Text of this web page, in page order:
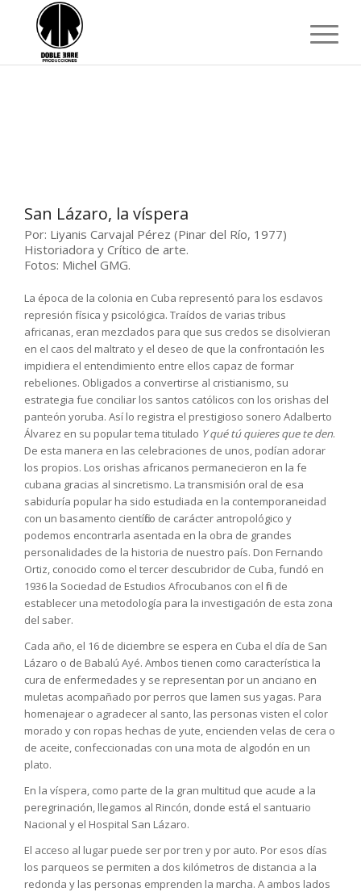
San Lázaro, la víspera
Por: Liyanis Carvajal Pérez (Pinar del Río, 1977)
Historiadora y Crítico de arte.
Fotos: Michel GMG.
La época de la colonia en Cuba representó para los esclavos
represión física y psicológica. Traídos de varias tribus
africanas, eran mezclados para que sus credos se disolvieran
en el caos del maltrato y el deseo de que la confrontación les
impidiera el entendimiento entre ellos capaz de formar
rebeliones. Obligados a convertirse al cristianismo, su
estrategia fue conciliar los santos católicos con los orishas del
panteón yoruba. Así lo registra el prestigioso sonero Adalberto
Álvarez en su popular tema titulado Y qué tú quieres que te den.
De esta manera en las celebraciones de unos, podían adorar
los propios. Los orishas africanos permanecieron en la fe
cubana gracias al sincretismo. La transmisión oral de esa
sabiduría popular ha sido estudiada en la contemporaneidad
con un basamento científico de carácter antropológico y
podemos encontrarla asentada en la obra de grandes
personalidades de la historia de nuestro país. Don Fernando
Ortiz, conocido como el tercer descubridor de Cuba, fundó en
1936 la Sociedad de Estudios Afrocubanos con el fin de
establecer una metodología para la investigación de esta zona
del saber.
Cada año, el 16 de diciembre se espera en Cuba el día de San
Lázaro o de Babalú Ayé. Ambos tienen como característica la
cura de enfermedades y se representan por un anciano en
muletas acompañado por perros que lamen sus yagas. Para
homenajear o agradecer al santo, las personas visten el color
morado y con ropas hechas de yute, encienden velas de cera o
de aceite, confeccionadas con una mota de algodón en un
plato.
En la víspera, como parte de la gran multitud que acude a la
peregrinación, llegamos al Rincón, donde está el santuario
Nacional y el Hospital San Lázaro.
El acceso al lugar puede ser por tren y por auto. Por esos días
los parqueos se permiten a dos kilómetros de distancia a la
redonda y las personas emprenden la marcha. A ambos lados